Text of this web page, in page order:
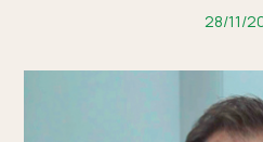
28/11/